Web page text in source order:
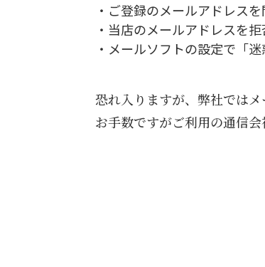
・ご登録のメールアドレス
・当店のメールアドレスを拒
・メールソフトの設定で「
恐れ入りますが、弊社ではメ
お手数ですがご利用の通信